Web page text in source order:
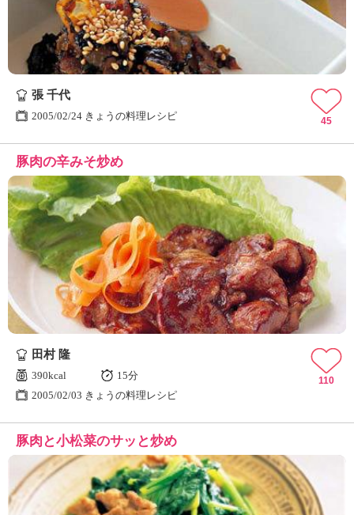
張 千代
2005/02/24 きょうの料理レシピ 45
豚肉の辛みそ炒め
田村 隆
390kcal
15分
2005/02/03 きょうの料理レシピ
110
豚肉と小松菜のサッと炒め